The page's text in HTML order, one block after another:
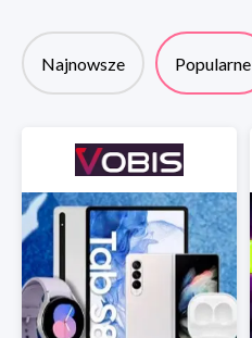
Najnowsze Popularne